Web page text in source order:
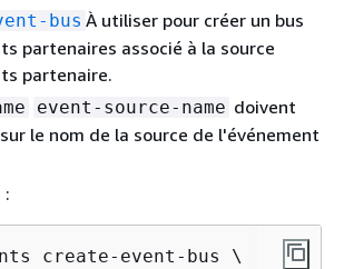
bus À utiliser pour créer un bus
partenaires associé à la source
partenaire.
event-source-name doivent
le nom de la source de l'événement
:
create-event-bus \